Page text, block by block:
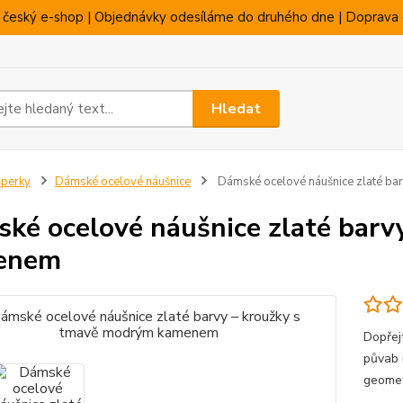
e-shop | Objednávky odesíláme do druhého dne | Doprava
Hledat
Dámské ocelové náušnice Dámské ocelové náušnice zlaté
ocelové náušnice zlaté
půvab